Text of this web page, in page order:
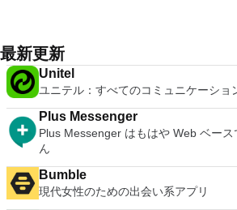
最新更新
Unitel
ユニテル：すべてのコミュニケーショ
Plus Messenger
Plus Messenger はもはや Web ベー
ん
Bumble
現代女性のための出会い系アプリ